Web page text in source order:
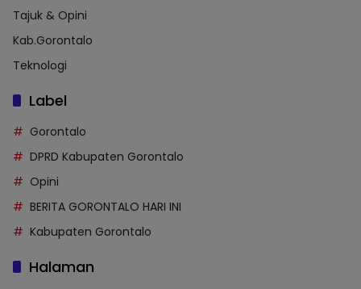
Tajuk & Opini
Kab.Gorontalo
Teknologi
Label
Gorontalo
DPRD Kabupaten Gorontalo
Opini
BERITA GORONTALO HARI INI
Kabupaten Gorontalo
Halaman